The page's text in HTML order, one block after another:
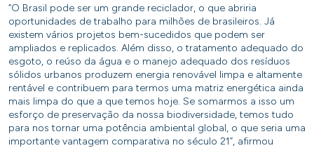
“O Brasil pode ser um grande reciclador, o que abriria
oportunidades de trabalho para milhões de brasileiros. Já
existem vários projetos bem-sucedidos que podem ser
ampliados e replicados. Além disso, o tratamento adequado do
esgoto, o reúso da água e o manejo adequado dos resíduos
sólidos urbanos produzem energia renovável limpa e altamente
rentável e contribuem para termos uma matriz energética ainda
mais limpa do que a que temos hoje. Se somarmos a isso um
esforço de preservação da nossa biodiversidade, temos tudo
para nos tornar uma potência ambiental global, o que seria uma
importante vantagem comparativa no século 21”, afirmou